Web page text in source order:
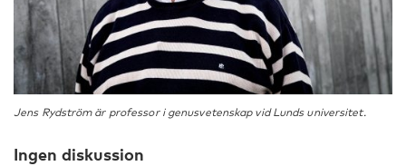
Jens Rydström är professor i genusvetenskap vid Lunds universitet.
Ingen diskussion